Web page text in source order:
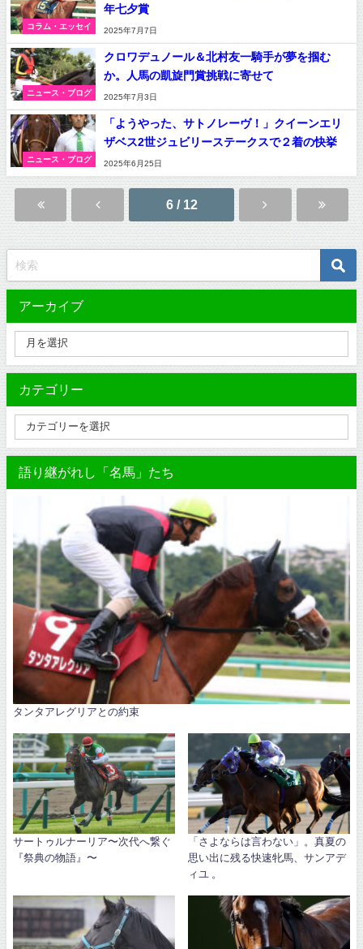
コラム・エッセイ
年七夕賞
2025年7月7日
ニュース・ブログ
クロワデュノール＆北村友一騎手が夢を掴む
か。人馬の凱旋門賞挑戦に寄せて
2025年7月3日
ニュース・ブログ
「ようやった、サトノレーヴ！」クイーンエリ
ザベス2世ジュビリーステークスで２着の快挙
2025年6月25日
6 / 12
アーカイブ
カテゴリー
語り継がれし「名馬」たち
タンタアレグリアとの約束
サートゥルナーリア〜次代へ繋ぐ
『祭典の物語』〜
「さよならは言わない」。真夏の
思い出に残る快速牝馬、サンアデ
ィユ 。